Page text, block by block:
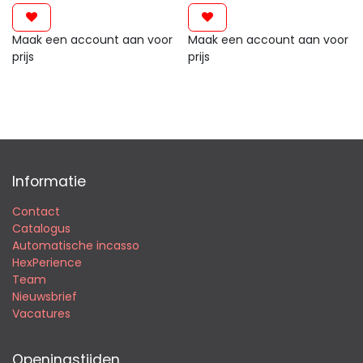
Maak een account aan voor
prijs
Maak een account aan voor
prijs
Informatie
Contact
Catalogus
Automatische incasso
HexPerience
Team
Nieuwsbrief
Vacatures